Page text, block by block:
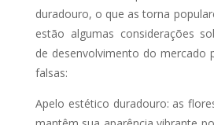
duradouro, o que as torna
estão algumas considerações
de desenvolvimento do mercado
falsas:
Apelo estético duradouro: as